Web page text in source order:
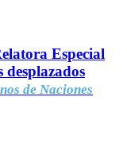
Especial
desplazados
de Naciones